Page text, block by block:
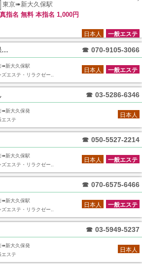
東京➠新大久保駅
指名 無料 本指名 1,000円
一般エステ
日本人
女神の熟女エステ 大久保ルーム ☎ 070-9105-3066
➠新大久保駅
ズエステ・リラクゼー..
一般エステ
日本人
☎ 03-5286-6346
➠新大久保発
エステ
日本人
☎ 050-5527-2214
➠新大久保駅
ズエステ・リラクゼー..
一般エステ
日本人
☎ 070-6575-6466
➠新大久保駅
ズエステ・リラクゼー..
一般エステ
日本人
☎ 03-5949-5237
➠新大久保発
エステ
日本人